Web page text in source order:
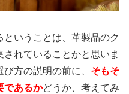
いうことは、革製品のク
れていることかと思いま
方の説明の前に、 そもそ
であるかどうか、考えてみ